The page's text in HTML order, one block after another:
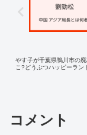
やす子が千葉県鴨川市の
こ?どうぶつハッピーラン
コメント